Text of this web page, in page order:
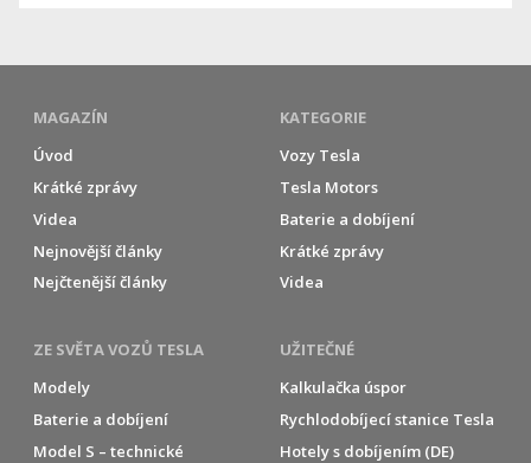
MAGAZÍN
Úvod
Krátké zprávy
Videa
Nejnovější články
Nejčtenější články
KATEGORIE
Vozy Tesla
Tesla Motors
Baterie a dobíjení
Krátké zprávy
Videa
ZE SVĚTA VOZŮ TESLA
Modely
Baterie a dobíjení
Model S – technické
UŽITEČNÉ
Kalkulačka úspor
Rychlodobíjecí stanice Tesla
Hotely s dobíjením (DE)